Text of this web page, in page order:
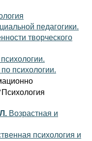
педагогики.
творческого
психологии.
Возрастная и
психология и